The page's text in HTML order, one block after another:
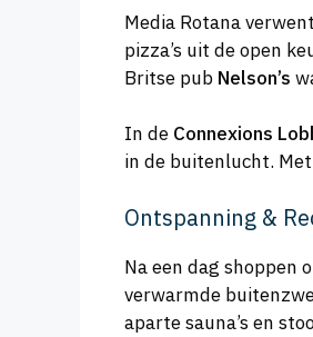
Media Rotana
pizza’s uit de open
Britse pub Nelson’s
In de Connexions
in de buitenlucht.
Ontspanning &
Na een dag shoppen
verwarmde
aparte sauna’s en